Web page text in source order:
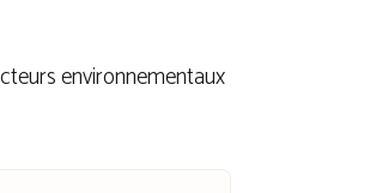
environnementaux